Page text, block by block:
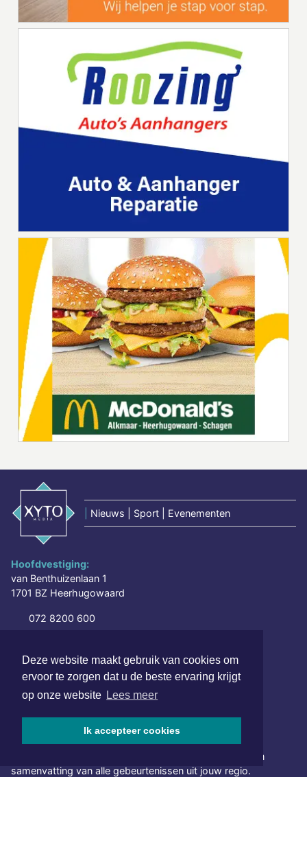
Deze website maakt gebruik van cookies om
ervoor te zorgen dat u de beste ervaring krijgt
op onze website Lees meer
Ik accepteer cookies
Nieuws | Sport | Evenementen
Hoofdvestiging:
van Benthuizenlaan 1
1701 BZ Heerhugowaard
072 8200 600
SOCIAL MEDIA
NIEUWSBRIEF AANMELDEN
Schrijf je in voor onze nieuwsbrief en krijg wekelijks een
samenvatting van alle gebeurtenissen uit jouw regio.